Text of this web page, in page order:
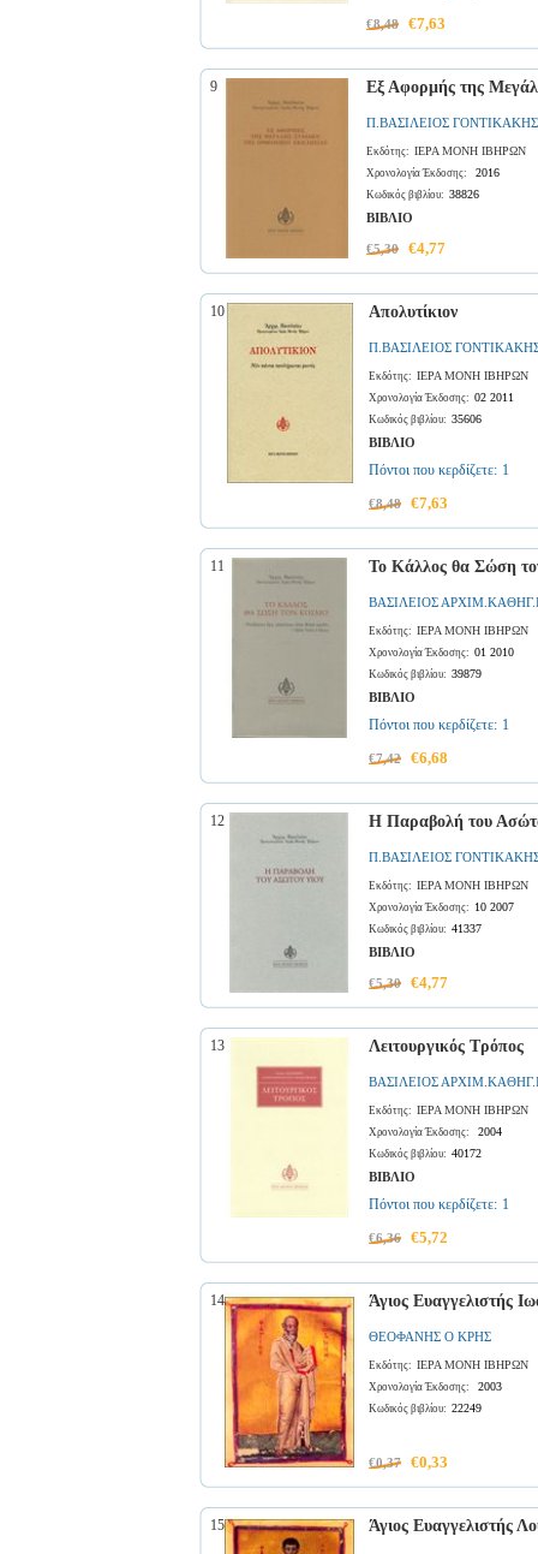
€8,48 €7,63
9 Εξ Αφορμής της
Π.ΒΑΣΙΛΕΙΟΣ
Εκδότης: ΙΕΡΑ ΜΟΝΗ ΙΒΗΡΩΝ
Χρονολογία Έκδοσης: 2016
Κωδικός βιβλίου: 38826
ΒΙΒΛΙΟ
€5,30 €4,77
10 Απολυτίκιον
Π.ΒΑΣΙΛΕΙΟΣ
Εκδότης: ΙΕΡΑ ΜΟΝΗ ΙΒΗΡΩΝ
Χρονολογία Έκδοσης: 02 2011
Κωδικός βιβλίου: 35606
ΒΙΒΛΙΟ
Πόντοι που κερδίζετε: 1
€8,48 €7,63
11 Το Κάλλος θα Σώση
ΒΑΣΙΛΕΙΟΣ
Εκδότης: ΙΕΡΑ ΜΟΝΗ ΙΒΗΡΩΝ
Χρονολογία Έκδοσης: 01 2010
Κωδικός βιβλίου: 39879
ΒΙΒΛΙΟ
Πόντοι που κερδίζετε: 1
€7,42 €6,68
12 Η Παραβολή του
Π.ΒΑΣΙΛΕΙΟΣ
Εκδότης: ΙΕΡΑ ΜΟΝΗ ΙΒΗΡΩΝ
Χρονολογία Έκδοσης: 10 2007
Κωδικός βιβλίου: 41337
ΒΙΒΛΙΟ
€5,30 €4,77
13 Λειτουργικός Τρόπος
ΒΑΣΙΛΕΙΟΣ
Εκδότης: ΙΕΡΑ ΜΟΝΗ ΙΒΗΡΩΝ
Χρονολογία Έκδοσης: 2004
Κωδικός βιβλίου: 40172
ΒΙΒΛΙΟ
Πόντοι που κερδίζετε: 1
€6,36 €5,72
14 Άγιος Ευαγγελιστής
ΘΕΟΦΑΝΗΣ Ο ΚΡΗΣ
Εκδότης: ΙΕΡΑ ΜΟΝΗ ΙΒΗΡΩΝ
Χρονολογία Έκδοσης: 2003
Κωδικός βιβλίου: 22249
€0,37 €0,33
15 Άγιος Ευαγγελιστής